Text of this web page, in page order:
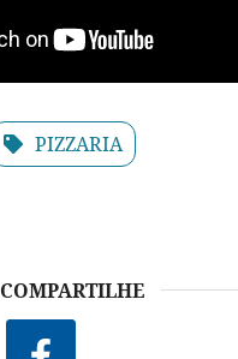
PIZZARIA
COMPARTILHE